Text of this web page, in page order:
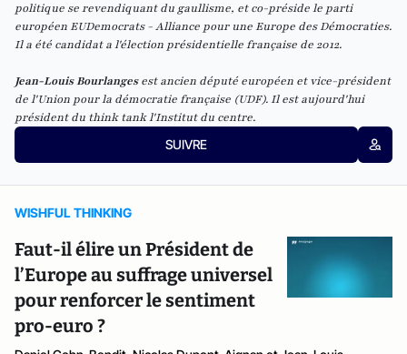
politique se revendiquant du gaullisme, et co-préside le parti
européenEUDemocrats- Alliance pour une Europe des Démocraties.
Il a été candidat a l'élection présidentielle française de 2012.
Jean-Louis Bourlangesest ancien député européen et vice-président
de l'Union pour la démocratie française (UDF). Il est aujourd'hui
président du think tank l'Institut du centre.
SUIVRE
WISHFUL THINKING
Faut-il élire un Président de
l’Europe au suffrage universel
pour renforcer le sentiment
pro-euro ?